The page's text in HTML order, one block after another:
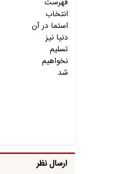
ارسال نظر